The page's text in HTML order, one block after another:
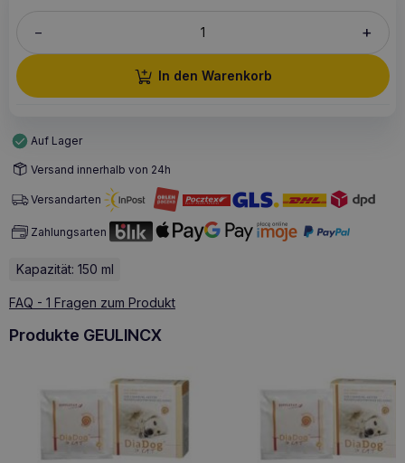
– +
In den Warenkorb
Auf Lager
Versand innerhalb von 24h
Versandarten
Zahlungsarten
Kapazität: 150 ml
FAQ - 1 Fragen zum Produkt
Produkte GEULINCX